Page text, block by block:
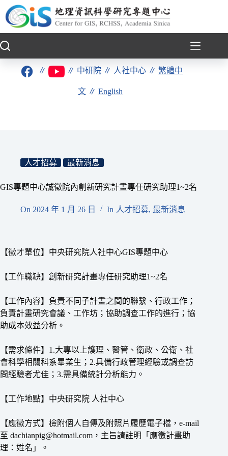
至
要
∥ ∥ 中研院 ∥ 人社中心 ∥繁體中
文 ∥English
人才招募 最新消息
GIS專題中心誠徵院內創新研究計畫專任研究助理1~2名
On 2024 年 1 月 26 日 In 人才招募, 最新消息
【徵才單位】中央研究院人社中心GIS專題中心
【工作職缺】創新研究計畫專任研究助理1~2名
【工作內容】負責不同子計畫之間的聯繫、行政工作；
負責計畫研究會議、工作坊；協助調查工作的進行；協
助成本效益分析。
【需求條件】1.大專以上護理、醫管、衛政、公衛、社
會科學相關科系畢業生；2.具備行政管理經驗或調查訪
問經驗者尤佳；3.需具備統計分析能力。
【工作地點】中央研究院 人社中心
【應徵方式】檢附個人自傳及附照片履歷電子檔，e-mail
至 dachianpig@hotmail.com，主旨請註明「應徵計畫助
理：姓名」。